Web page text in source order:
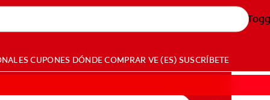
CUPONES DÓNDE COMPRAR VE (ES) SUSCRÍBETE